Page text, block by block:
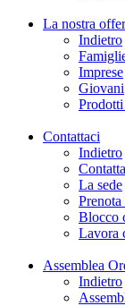
La nostra
Indietro
Imprese
Giovani
Contattaci
Indietro
La sede
Blocco
Lavora
Assemblea
Indietro